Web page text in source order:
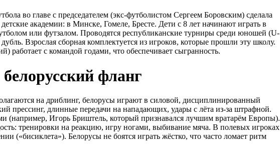
во главе с председателем (экс-футболистом Сергеем Боровским) сделала
академии: в Минске, Гомеле, Бресте. Дети с 8 лет начинают играть в
или футзалом. Проводятся республиканские турниры среди юношей (U-
Взрослая сборная комплектуется из игроков, которые прошли эту школу.
работает с командой годами, что обеспечивает сыгранность.
фланг
на дриблинг, белорусы играют в силовой, дисциплинированный
прессинг, длинные передачи на нападающих, удары с лёта из-за штрафной.
(например, Игорь Бриштель, который признавался лучшим вратарём Европы).
тренировки на реакцию, игру ногами, выбивание мяча. В полевых игроках
(«бисиклета»). Белорусы не боятся играть жёстко, что часто ломает ритм